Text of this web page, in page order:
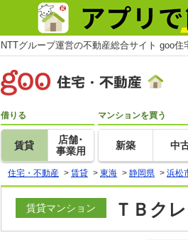
NTTグループ運営の不動産総合サイト goo住
借りる
賃貸
店舗･
事業用
マンションを買う
新築 中
住宅・不動産 > 賃貸 > 東海 > 静岡県 > 浜松
賃貸マンション ＴＢク